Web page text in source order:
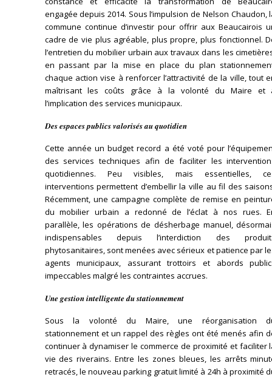
engagée depuis 2014. Sous l’impulsion de Nelson Chaudon,
commune continue d’investir pour offrir aux Beaucairois
cadre de vie plus agréable, plus propre, plus fonctionnel.
l’entretien du mobilier urbain aux travaux dans les
en passant par la mise en place du plan
chaque action vise à renforcer l’attractivité de la ville, tout
maîtrisant les coûts grâce à la volonté du Maire et
l’implication des services municipaux.
𝑫𝒆𝒔 𝒆𝒔𝒑𝒂𝒄𝒆𝒔 𝒑𝒖𝒃𝒍𝒊𝒄𝒔 𝒗𝒂𝒍𝒐𝒓𝒊𝒔𝒆́𝒔 𝒂𝒖 𝒒𝒖𝒐𝒕𝒊𝒅𝒊𝒆𝒏
Cette année un budget record a été voté pour
des services techniques afin de faciliter les
quotidiennes. Peu visibles, mais essentielles,
interventions permettent d’embellir la ville au fil des
Récemment, une campagne complète de remise en
du mobilier urbain a redonné de l’éclat à nos rues.
parallèle, les opérations de désherbage manuel,
indispensables depuis l’interdiction des
phytosanitaires, sont menées avec sérieux et patience par
agents municipaux, assurant trottoirs et abords
impeccables malgré les contraintes accrues.
𝑼𝒏𝒆 𝒈𝒆𝒔𝒕𝒊𝒐𝒏 𝒊𝒏𝒕𝒆𝒍𝒍𝒊𝒈𝒆𝒏𝒕𝒆 𝒅𝒖 𝒔𝒕𝒂𝒕𝒊𝒐𝒏𝒏𝒆𝒎𝒆𝒏𝒕
Sous la volonté du Maire, une réorganisation
stationnement et un rappel des règles ont été menés afin
continuer à dynamiser le commerce de proximité et faciliter
vie des riverains. Entre les zones bleues, les arrêts
retracés, le nouveau parking gratuit limité à 24h à proximité